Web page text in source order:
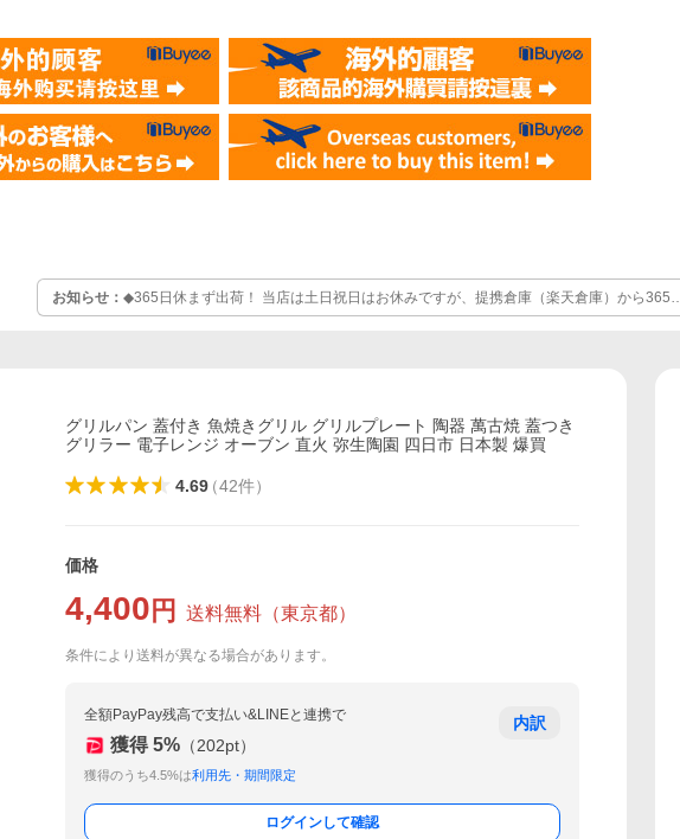
お知らせ： ◆365日休まず出荷！ 当店は土日祝日はお休みですが、提携倉庫（楽天倉庫）から365日
自動で出荷しています。 ※ご注文の受注～出荷を自動で行っているため、当店にご連絡いただいて
グリルパン 蓋付き 魚焼きグリル グリルプレート 陶器 萬古焼 蓋つき
グリラー 電子レンジ オーブン 直火 弥生陶園 四日市 日本製 爆買
4.69（42件）
価格
4,400 円 送料無料 （東京都）
条件により送料が異なる場合があります。
全額PayPay残高で支払い&LINEと連携で
獲得 5% （202pt）
獲得のうち4.5%は利用先・期間限定
内訳
ログインして確認